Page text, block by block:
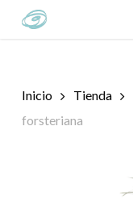
Inicio Tienda
forsteriana